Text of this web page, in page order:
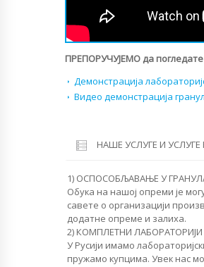
ПРЕПОРУЧУЈЕМО да
Демонстрација
Видео демонстрација
НАШЕ УСЛУГЕ И
1) ОСПОСОБЉАВАЊЕ У
Обука на нашој опреми је
савете о организацији
додатне опреме и залиха.
2) КОМПЛЕТНИ
У Русији имамо
пружамо купцима. Увек нас